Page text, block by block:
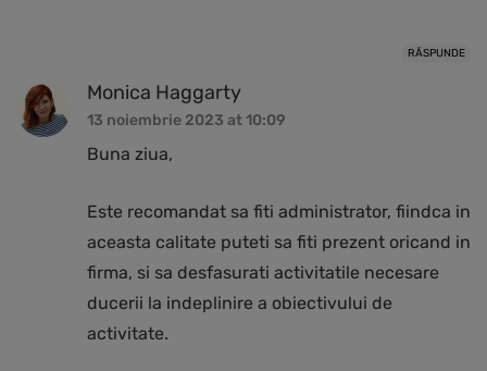
RĂSPUNDE
Monica Haggarty
13 noiembrie 2023 at 10:09
Buna ziua,
Este recomandat sa fiti administrator, fiindca in
aceasta calitate puteti sa fiti prezent oricand in
firma, si sa desfasurati activitatile necesare
ducerii la indeplinire a obiectivului de
activitate.